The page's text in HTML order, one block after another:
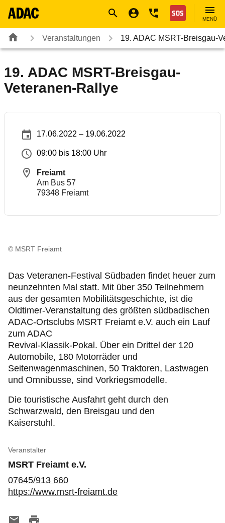
Nothilfe
MENÜ
Veranstaltungen 19. ADAC MSRT-Breisgau-
19. ADAC MSRT-Breisgau-
Veteranen-Rallye
17.06.2022 – 19.06.2022
09:00 bis 18:00 Uhr
Freiamt
Am Bus 57
79348 Freiamt
© MSRT Freiamt
Das Veteranen-Festival Südbaden findet heuer zum
neunzehnten Mal statt. Mit über 350 Teilnehmern
aus der gesamten Mobilitätsgeschichte, ist die
Oldtimer-Veranstaltung des größten südbadischen
ADAC-Ortsclubs MSRT Freiamt e.V. auch ein Lauf
zum ADAC
Revival-Klassik-Pokal. Über ein Drittel der 120
Automobile, 180 Motorräder und
Seitenwagenmaschinen, 50 Traktoren, Lastwagen
und Omnibusse, sind Vorkriegsmodelle.
Die touristische Ausfahrt geht durch den
Schwarzwald, den Breisgau und den
Kaiserstuhl.
Veranstalter
MSRT Freiamt e.V.
07645/913 660
https://www.msrt-freiamt.de